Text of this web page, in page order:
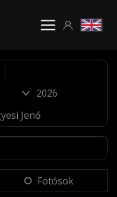
Fotósok